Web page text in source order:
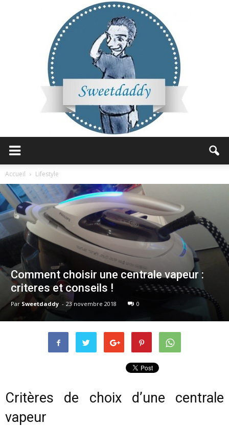
Accueil Lifestyle
Comment choisir une centrale vapeur :
criteres et conseils !
Par Sweetdaddy - 23 novembre 2018 0
Critères de choix d’une centrale
vapeur